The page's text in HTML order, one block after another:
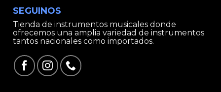
SEGUINOS
Tienda de instrumentos musicales donde
ofrecemos una amplia variedad de instrumentos
tantos nacionales como importados.